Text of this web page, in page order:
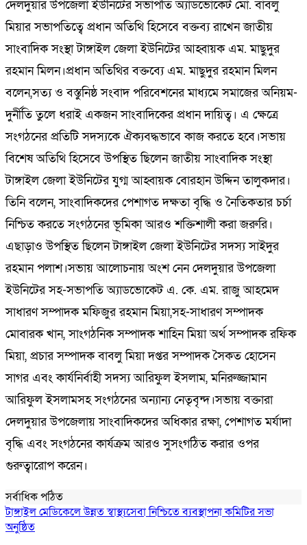
দেলদুয়ার উপজেলা ইউনিটের সভাপতি অ্যাডভোকেট মো. বাবলু
মিয়ার সভাপতিত্বে প্রধান অতিথি হিসেবে বক্তব্য রাখেন জাতীয়
সাংবাদিক সংস্থা টাঙ্গাইল জেলা ইউনিটের আহ্বায়ক এম. মাছুদুর
রহমান মিলন।প্রধান অতিথির বক্তব্যে এম. মাছুদুর রহমান মিলন
বলেন,সত্য ও বস্তুনিষ্ঠ সংবাদ পরিবেশনের মাধ্যমে সমাজের অনিয়ম-
দুর্নীতি তুলে ধরাই একজন সাংবাদিকের প্রধান দায়িত্ব। এ ক্ষেত্রে
সংগঠনের প্রতিটি সদস্যকে ঐক্যবদ্ধভাবে কাজ করতে হবে।সভায়
বিশেষ অতিথি হিসেবে উপস্থিত ছিলেন জাতীয় সাংবাদিক সংস্থা
টাঙ্গাইল জেলা ইউনিটের যুগ্ম আহ্বায়ক বোরহান উদ্দিন তালুকদার।
তিনি বলেন, সাংবাদিকদের পেশাগত দক্ষতা বৃদ্ধি ও নৈতিকতার চর্চা
নিশ্চিত করতে সংগঠনের ভূমিকা আরও শক্তিশালী করা জরুরি।
এছাড়াও উপস্থিত ছিলেন টাঙ্গাইল জেলা ইউনিটের সদস্য সাইদুর
রহমান পলাশ।সভায় আলোচনায় অংশ নেন দেলদুয়ার উপজেলা
ইউনিটের সহ-সভাপতি অ্যাডভোকেট এ. কে. এম. রাজু আহমেদ
সাধারণ সম্পাদক মফিজুর রহমান মিয়া,সহ-সাধারণ সম্পাদক
মোবারক খান, সাংগঠনিক সম্পাদক শাহিন মিয়া অর্থ সম্পাদক রফিক
মিয়া, প্রচার সম্পাদক বাবলু মিয়া দপ্তর সম্পাদক সৈকত হোসেন
সাগর এবং কার্যনির্বাহী সদস্য আরিফুল ইসলাম, মনিরুজ্জামান
আরিফুল ইসলামসহ সংগঠনের অন্যান্য নেতৃবৃন্দ।সভায় বক্তারা
দেলদুয়ার উপজেলায় সাংবাদিকদের অধিকার রক্ষা, পেশাগত মর্যাদা
বৃদ্ধি এবং সংগঠনের কার্যক্রম আরও সুসংগঠিত করার ওপর
গুরুত্বারোপ করেন।
সর্বাধিক পঠিত
টাঙ্গাইল মেডিকেলে উন্নত স্বাস্থ্যসেবা নিশ্চিতে ব্যবস্থাপনা কমিটির সভা
অনুষ্ঠিত